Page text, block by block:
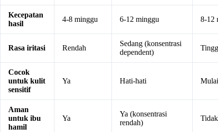
Kecepatan
hasil
4-8 minggu 6-12 minggu 8-12
Rasa iritasi Rendah
Sedang (konsentrasi
dependent)
Cocok
untuk kulit
sensitif
Ya Hati-hati
Aman
untuk ibu
hamil
Ya
Ya (konsentrasi
rendah)
Tidak